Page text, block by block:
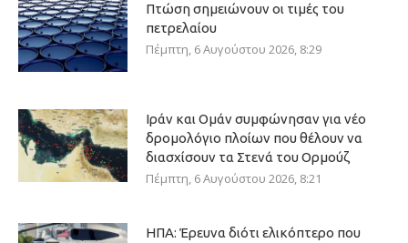
Πτώση σημειώνουν οι τιμές του
πετρελαίου
Πέμπτη, 6 Αυγούστου 2026, 8:29
Ιράν και Ομάν συμφώνησαν για νέο
δρομολόγιο πλοίων που θέλουν να
διασχίσουν τα Στενά του Ορμούζ
Πέμπτη, 6 Αυγούστου 2026, 8:21
ΗΠΑ: Έρευνα διότι ελικόπτερο που